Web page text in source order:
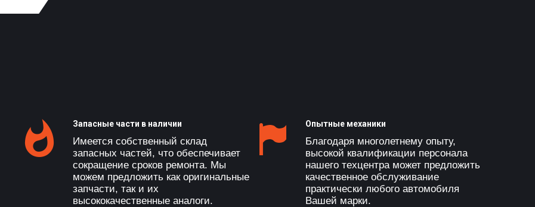
Запасные части в наличии
Имеется собственный склад
запасных частей, что обеспечивает
сокращение сроков ремонта. Мы
можем предложить как оригинальные
запчасти, так и их
высококачественные аналоги.
Опытные механики
Благодаря многолетнему опыту,
высокой квалификации персонала
нашего техцентра может предложить
качественное обслуживание
практически любого автомобиля
Вашей марки.